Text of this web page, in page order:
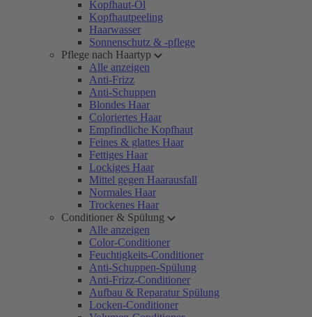
Kopfhaut-Öl
Kopfhautpeeling
Haarwasser
Sonnenschutz & -pflege
Pflege nach Haartyp
Alle anzeigen
Anti-Frizz
Anti-Schuppen
Blondes Haar
Coloriertes Haar
Empfindliche Kopfhaut
Feines & glattes Haar
Fettiges Haar
Lockiges Haar
Mittel gegen Haarausfall
Normales Haar
Trockenes Haar
Conditioner & Spülung
Alle anzeigen
Color-Conditioner
Feuchtigkeits-Conditioner
Anti-Schuppen-Spülung
Anti-Frizz-Conditioner
Aufbau & Reparatur Spülung
Locken-Conditioner